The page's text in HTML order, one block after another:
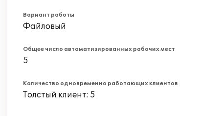
Вариант работы
Файловый
Общее число автоматизированных рабочих мест
5
Количество одновременно работающих клиентов
Толстый клиент: 5